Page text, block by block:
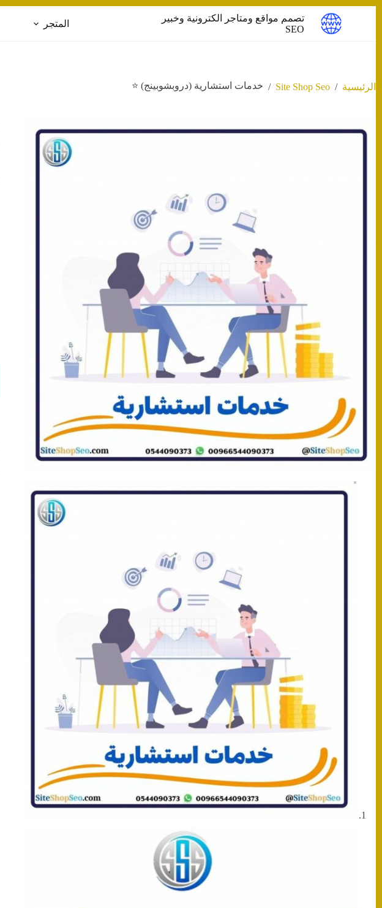
تصمم مواقع ومتاجر الكترونية وخبير
SEO
المتجر
الرئيسية /
Site Shop Seo
/ خدمات استشارية (دروبشوبينج) ⭐️